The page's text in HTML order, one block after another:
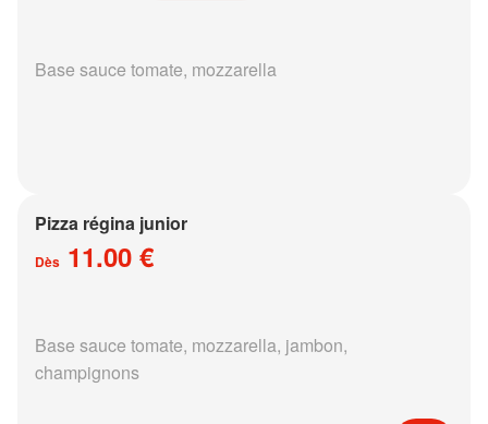
Base sauce tomate, mozzarella
Pizza régina junior
Dès 11.00 €
Base sauce tomate, mozzarella, jambon,
champignons